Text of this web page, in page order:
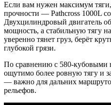
Если вам нужен максимум тяги,
прочности — Pathcross 1000L
Двухцилиндровый двигатель
мощность, а стабильную тягу
уверенно тянет груз, берёт
глубокой грязи.
По сравнению с 580‑кубовыми
ощутимо более ровную тягу и
— важно для дальних
рельефов.